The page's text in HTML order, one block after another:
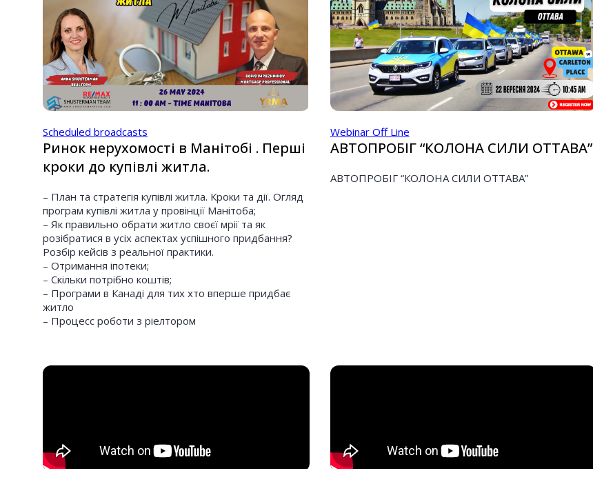
Scheduled broadcasts
Ринок нерухомості в Манітобі . Перші
кроки до купівлі житла.
– План та стратегія купівлі житла. Кроки та дії. Огляд
програм купівлі житла у провінції Манітоба;
– Як правильно обрати житло своєї мрії та як
розібратися в усіх аспектах успішного придбання?
Розбір кейсів з реальної практики.
– Отримання іпотеки;
– Скільки потрібно коштів;
– Програми в Канаді для тих хто вперше придбає
житло
– Процесс роботи з ріелтором
Webinar Off Line
АВТОПРОБІГ “КОЛОНА СИЛИ ОТТАВА”
АВТОПРОБІГ “КОЛОНА СИЛИ ОТТАВА”